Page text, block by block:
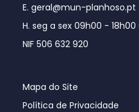
E. geral@mun-planhoso.pt
H. seg a sex 09h00 -
NIF 506 632 920
Mapa do Site
Política de Privacidade